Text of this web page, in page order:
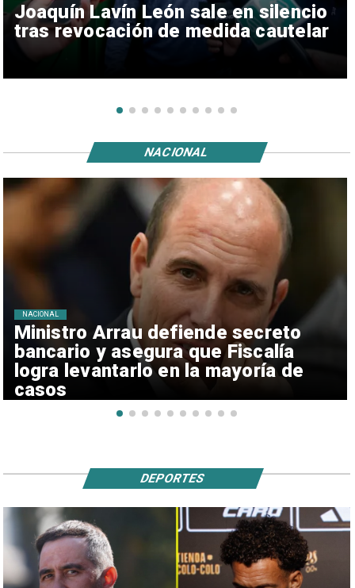
Joaquín Lavín León sale en silencio
tras revocación de medida cautelar
Ministro Arrau defiende secreto
bancario y asegura que Fiscalía
logra levantarlo en la mayoría de
casos
NACIONAL
NACIONAL
DEPORTES